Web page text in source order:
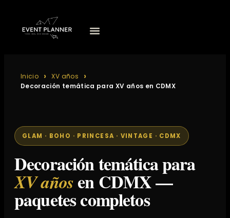
Inicio
XV años
Decoración temática para XV años en CDMX
GLAM · BOHO · PRINCESA · VINTAGE · CDMX
Decoración temática para
XV añosen CDMX —
paquetes completos